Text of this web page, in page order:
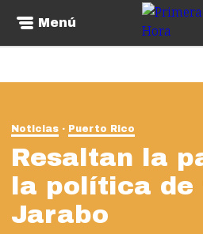
Menú
Noticias Puerto Rico
Resaltan la
la política de
Jarabo